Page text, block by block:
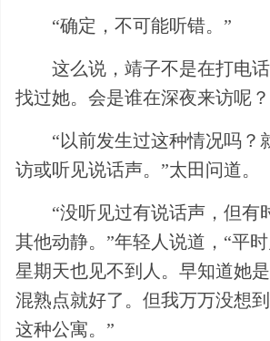
“确定，不可能听错。”
这么说，靖子不是在打电
找过她。会是谁在深夜来访呢？
“以前发生过这种情况吗？
访或听见说话声。”太田问道。
“没听见过有说话声，但有
其他动静。”年轻人说道，“平时
星期天也见不到人。早知道她
混熟点就好了。但我万万没想
这种公寓。”